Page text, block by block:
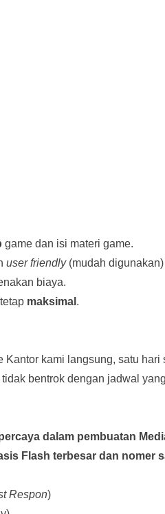
game dan isi materi game.
user friendly(mudah digunakan)
biaya.
maksimal .
Kantor kami langsung, satu
bentrok dengan jadwal
dalam pembuatan
Flash terbesar dan nomer
Respon)